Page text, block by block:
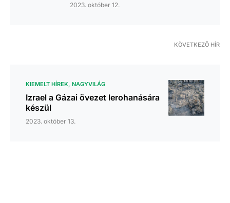
2023. október 12.
KÖVETKEZŐ HÍR
KIEMELT HÍREK NAGYVILÁG
Izrael a Gázai övezet lerohanására
készül
2023. október 13.